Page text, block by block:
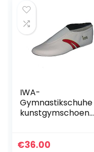
IWA-
Gymnastikschuhe
kunstgymschoene
€36.00